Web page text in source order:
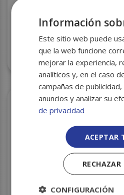
PAPEL CONFITERO
Información
Este sitio web puede
que la web funcione
mejorar la experiencia,
analíticos y, en el caso
campañas de
anuncios y analizar su
de privacidad
ACEPTAR
RECHAZAR
CONFIGURACIÓN